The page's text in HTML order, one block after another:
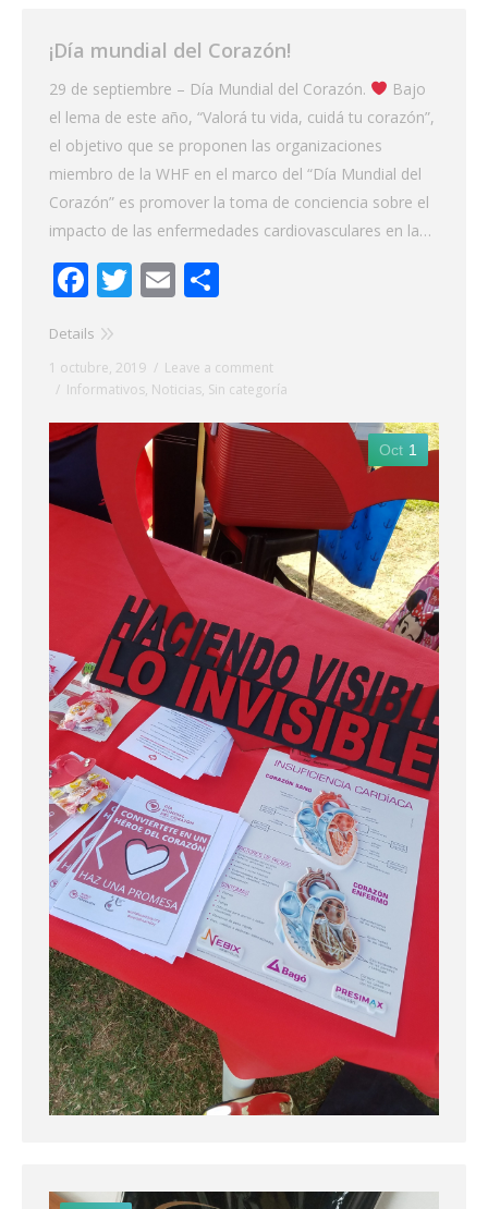
¡Día mundial del Corazón!
29 de septiembre – Día Mundial del Corazón.
Bajo
el lema de este año, “Valorá tu vida, cuidá tu corazón”,
el objetivo que se proponen las organizaciones
miembro de la WHF en el marco del “Día Mundial del
Corazón” es promover la toma de conciencia sobre el
impacto de las enfermedades cardiovasculares en la…
Facebook
Twitter
Email
Details
1 octubre, 2019
Leave a comment
Informativos, Noticias, Sin categoría
Oct 1